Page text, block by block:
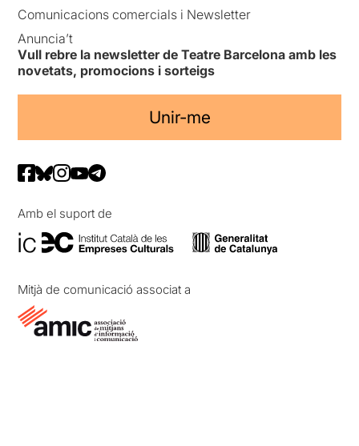
Comunicacions comercials i Newsletter
Anuncia’t
Vull rebre la newsletter de Teatre Barcelona amb les
novetats, promocions i sorteigs
Unir-me
Amb el suport de
Mitjà de comunicació associat a